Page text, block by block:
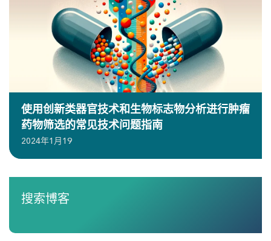
使用创新类器官技术和生物标志物分析进行肿瘤
药物筛选的常见技术问题指南
2024年1月19
搜索博客